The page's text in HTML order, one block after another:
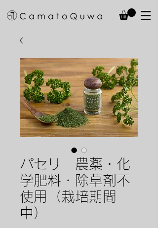
パセリ 農薬・化
学肥料・除草剤不
使用（栽培期間
中）